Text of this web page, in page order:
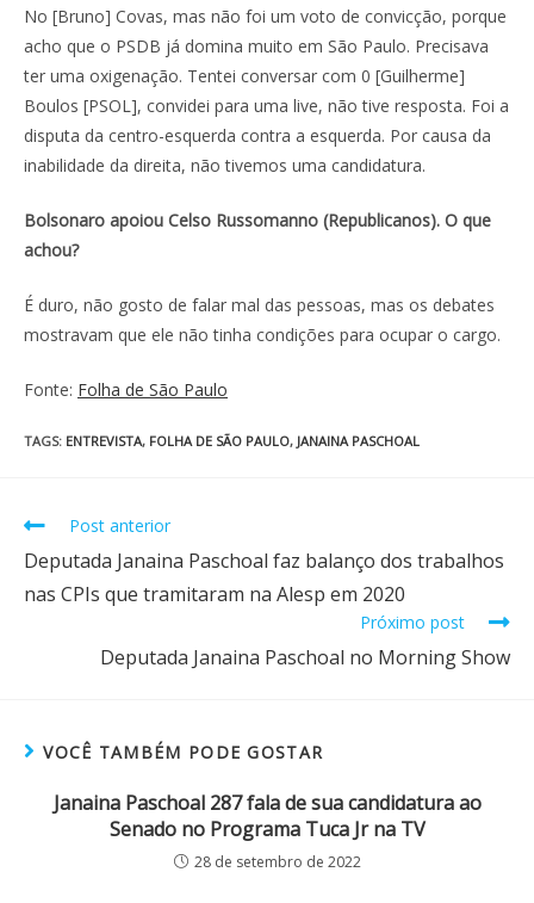
No [Bruno] Covas, mas não foi um voto de convicção, porque
acho que o PSDB já domina muito em São Paulo. Precisava
ter uma oxigenação. Tentei conversar com 0 [Guilherme]
Boulos [PSOL], convidei para uma live, não tive resposta. Foi a
disputa da centro-esquerda contra a esquerda. Por causa da
inabilidade da direita, não tivemos uma candidatura.
Bolsonaro apoiou Celso Russomanno (Republicanos). O que
achou?
É duro, não gosto de falar mal das pessoas, mas os debates
mostravam que ele não tinha condições para ocupar o cargo.
Fonte: Folha de São Paulo
TAGS: ENTREVISTA, FOLHA DE SÃO PAULO, JANAINA PASCHOAL
Post anterior
Deputada Janaina Paschoal faz balanço dos trabalhos
nas CPIs que tramitaram na Alesp em 2020
Próximo post
Deputada Janaina Paschoal no Morning Show
VOCÊ TAMBÉM PODE GOSTAR
Janaina Paschoal 287 fala de sua candidatura ao
Senado no Programa Tuca Jr na TV
28 de setembro de 2022